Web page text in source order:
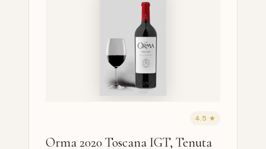
4.5 ★
Orma 2020 Toscana IGT, Tenuta